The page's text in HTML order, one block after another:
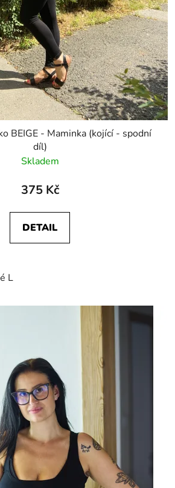
BEIGE - Maminka (kojící - spodní
díl)
Skladem
375 Kč
DETAIL
L